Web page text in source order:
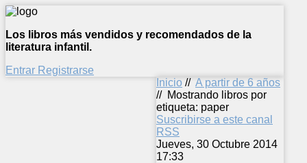
Los libros más vendidos y recomendados de la
literatura infantil.
Entrar Registrarse
Inicio // A partir de 6 años
// Mostrando libros por
etiqueta: paper
Suscribirse a este canal
RSS
Jueves, 30 Octubre 2014
17:33